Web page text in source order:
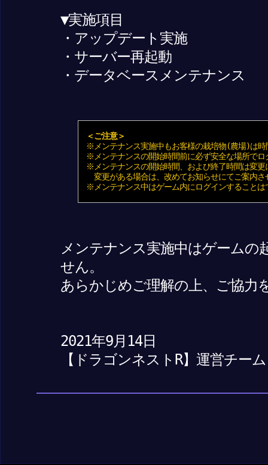
▼実施項目
・アップデート実施
・サーバー再起動
・データベースメンテナンス
＜ご注意＞
※メンテナンス実施中もお客様の栽培物(農場)は時
※メンテナンスの開始時間前に必ず安全な場所でロ
※メンテナンスの開始時間、および終了時間は変更
変更がある場合は、改めてお知らせにてご案内さ
※メンテナンス中はゲーム内にログインすることは
メンテナンス実施中はゲームの
せん。
あらかじめご理解の上、ご協力
2021年9月14日
【ドラゴンネストR】運営チーム